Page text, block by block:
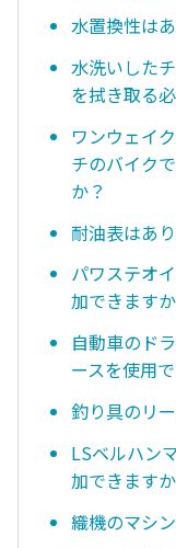
水置換性は
水洗いした
を拭き取る
ワンウェイ
チのバイク
か？
耐油表はあ
パワステオ
加できます
自動車のド
ースを使用
釣り具のリ
LSベルハン
加できます
織機のマシ